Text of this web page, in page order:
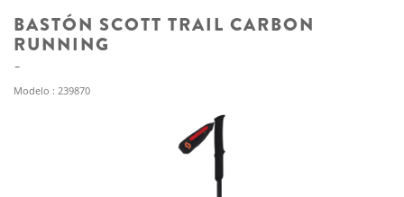
BASTÓN SCOTT TRAIL CARBON
RUNNING
Modelo : 239870